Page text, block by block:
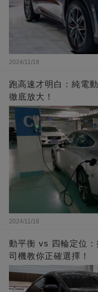
2024/11/18
跑高速才明白：純電
徹底放大！
2024/11/18
動平衡 vs 四輪定位
司機教你正確選擇！